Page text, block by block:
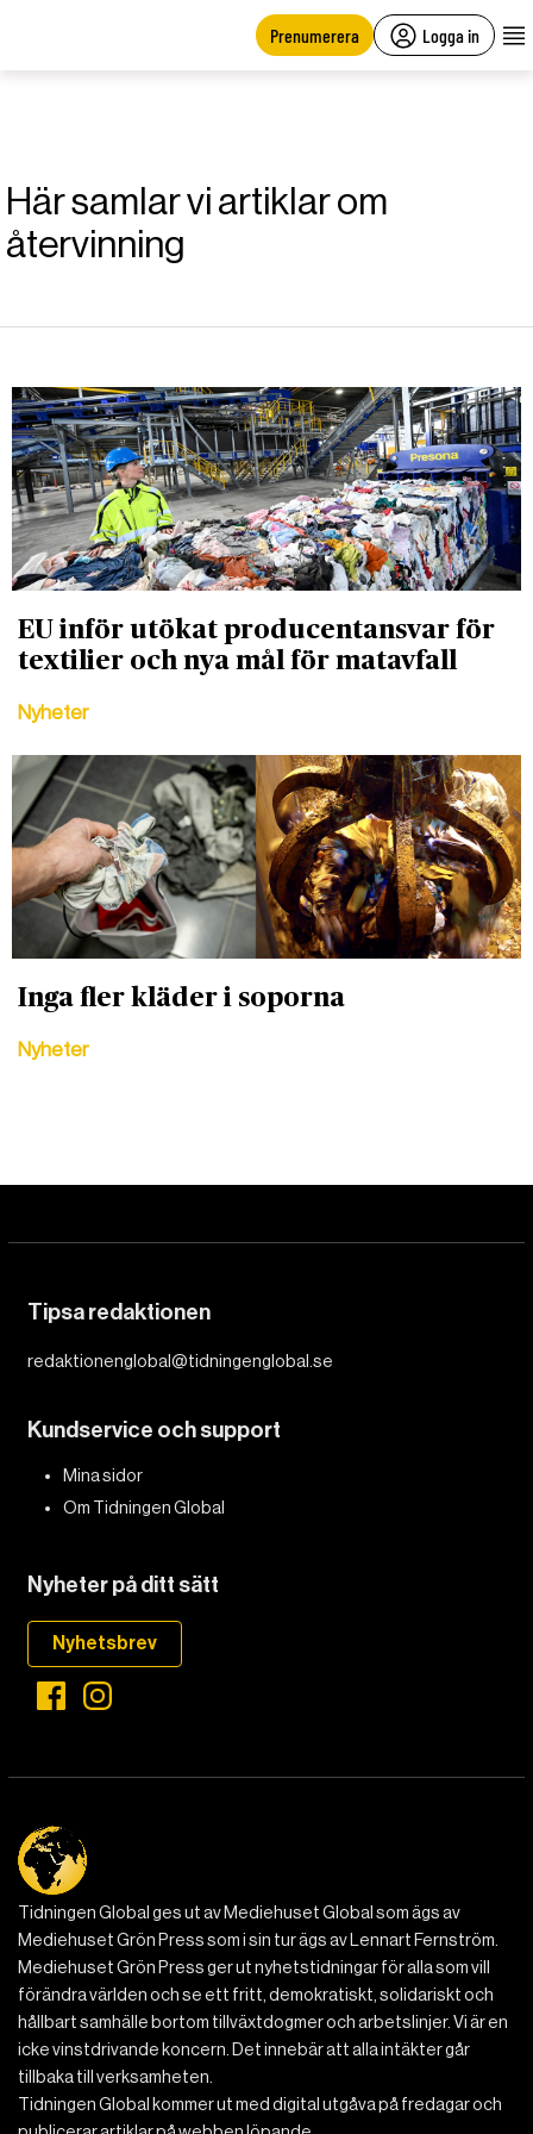
Prenumerera Logga in
Här samlar vi artiklar om
återvinning
EU inför utökat producentansvar för
textilier och nya mål för matavfall
Nyheter
Inga fler kläder i soporna
Nyheter
Tipsa redaktionen
redaktionenglobal@tidningenglobal.se
Kundservice och support
Mina sidor
Om Tidningen Global
Nyheter på ditt sätt
Nyhetsbrev
Tidningen Global ges ut av Mediehuset Global som ägs av
Mediehuset Grön Press som i sin tur ägs av Lennart Fernström.
Mediehuset Grön Press ger ut nyhetstidningar för alla som vill
förändra världen och se ett fritt, demokratiskt, solidariskt och
hållbart samhälle bortom tillväxtdogmer och arbetslinjer. Vi är en
icke vinstdrivande koncern. Det innebär att alla intäkter går
tillbaka till verksamheten.
Tidningen Global kommer ut med digital utgåva på fredagar och